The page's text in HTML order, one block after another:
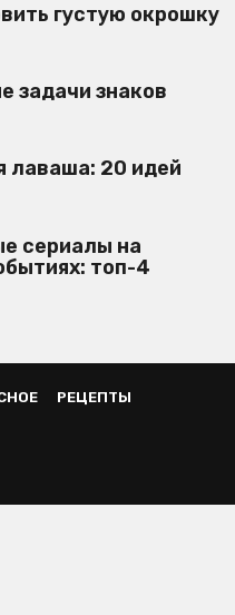
густую окрошку
задачи знаков
лаваша: 20 идей
сериалы на
топ-4
РЕЦЕПТЫ